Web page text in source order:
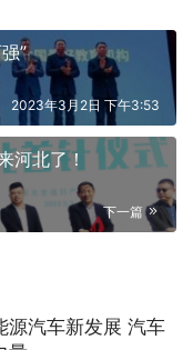
”
2023年3月2日 下午3:53
河北了！
下一篇
源汽车新发展 汽车